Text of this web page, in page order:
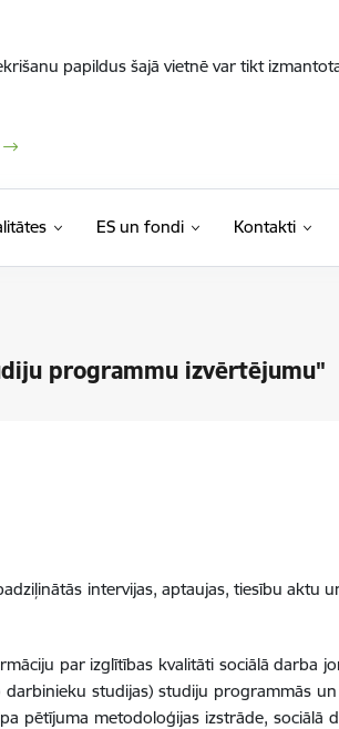
papildus šajā vietnē var tikt
ES un fondi Kontakti
programmu izvērtējumu"
intervijas, aptaujas, tiesību aktu
par izglītības kvalitāti sociālā darba
studijas) studiju programmās
pētījuma metodoloģijas izstrāde, sociālā